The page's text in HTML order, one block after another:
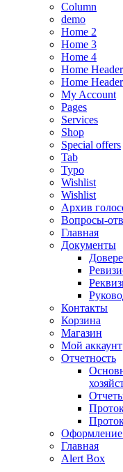
Column
demo
Home 2
Home 3
Home 4
Home
Home
My Account
Pages
Services
Shop
Special offers
Tab
Typo
Wishlist
Wishlist
Архив
Вопросы-
Главная
Документы
Контакты
Корзина
Магазин
Мой аккаунт
Отчетность
Оформление
Главная
Alert Box